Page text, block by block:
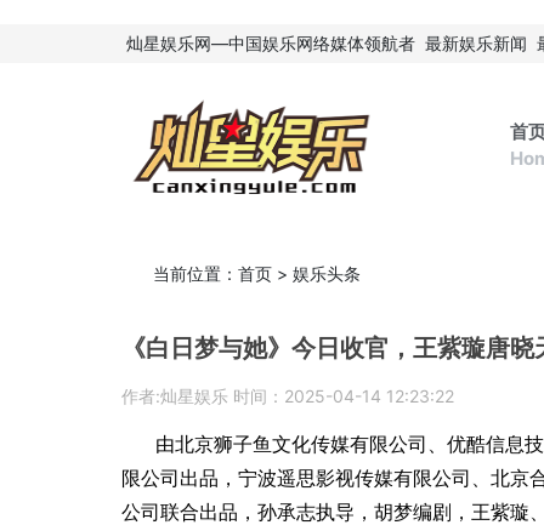
灿星娱乐网—中国娱乐网络媒体领航者 最新娱乐新闻
首
当前位置： 首页 > 娱乐头条
《白日梦与她》今日收官，王紫璇唐
作者:灿星娱乐 时间：2025-04-14 12:23:22
由北京狮子鱼文化传媒有限公司、优酷信息
限公司出品，宁波遥思影视传媒有限公司、北京
公司联合出品，孙承志执导，胡梦编剧，王紫璇